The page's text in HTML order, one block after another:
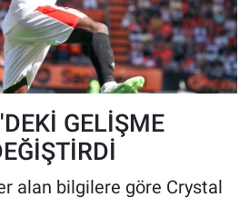
GELİŞME
alan bilgilere göre Crystal